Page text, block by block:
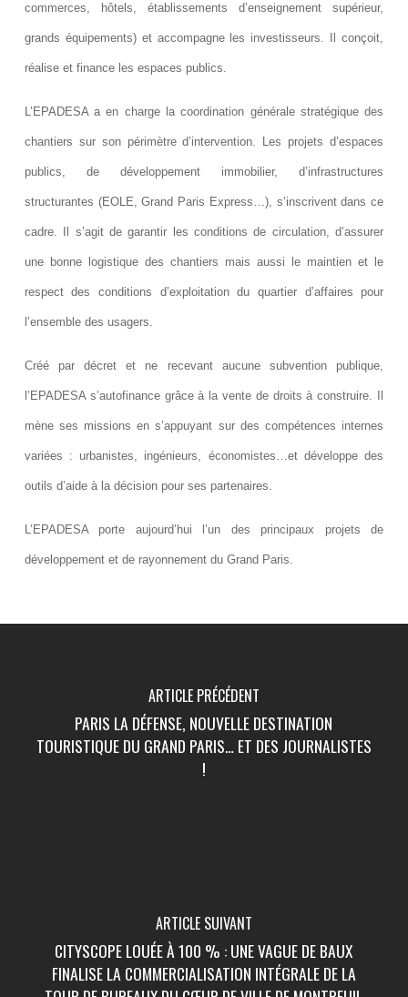
commerces, hôtels, établissements d’enseignement supérieur,
grands équipements) et accompagne les investisseurs. Il conçoit,
réalise et finance les espaces publics.
L’EPADESA a en charge la coordination générale stratégique des
chantiers sur son périmètre d’intervention. Les projets d’espaces
publics, de développement immobilier, d’infrastructures
structurantes (EOLE, Grand Paris Express…), s’inscrivent dans ce
cadre. Il s’agit de garantir les conditions de circulation, d’assurer
une bonne logistique des chantiers mais aussi le maintien et le
respect des conditions d’exploitation du quartier d’affaires pour
l’ensemble des usagers.
Créé par décret et ne recevant aucune subvention publique,
l’EPADESA s’autofinance grâce à la vente de droits à construire. Il
mène ses missions en s’appuyant sur des compétences internes
variées : urbanistes, ingénieurs, économistes…et développe des
outils d’aide à la décision pour ses partenaires.
L’EPADESA porte aujourd’hui l’un des principaux projets de
développement et de rayonnement du Grand Paris.
ARTICLE PRÉCÉDENT
PARIS LA DÉFENSE, NOUVELLE DESTINATION
TOURISTIQUE DU GRAND PARIS… ET DES JOURNALISTES
!
ARTICLE SUIVANT
CITYSCOPE LOUÉE À 100 % : UNE VAGUE DE BAUX
FINALISE LA COMMERCIALISATION INTÉGRALE DE LA